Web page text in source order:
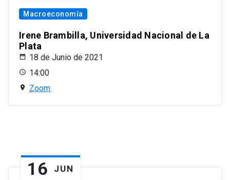
Macroeconomía
Irene Brambilla, Universidad Nacional de La
Plata
18 de Junio de 2021
14:00
Zoom
16 JUN